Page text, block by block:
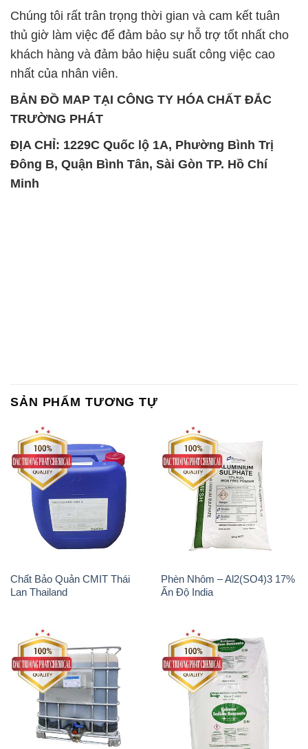
Chúng tôi rất trân trọng thời gian và cam kết tuân
thủ giờ làm việc để đảm bảo sự hỗ trợ tốt nhất cho
khách hàng và đảm bảo hiệu suất công việc cao
nhất của nhân viên.
BẢN ĐỒ MAP TẠI CÔNG TY HÓA CHẤT ĐẮC
TRƯỜNG PHÁT
ĐỊA CHỈ: 1229C Quốc lộ 1A, Phường Bình Trị
Đông B, Quận Bình Tân, Sài Gòn TP. Hồ Chí
Minh
SẢN PHẨM TƯƠNG TỰ
Chất Bảo Quản CMIT Thái
Lan Thailand
Phèn Nhôm – Al2(SO4)3 17%
Ấn Độ India